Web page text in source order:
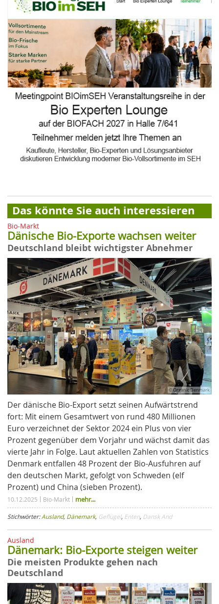
Das könnte Sie auch interessieren
Bio-Markt
Dänische Bio-Exporte wachsen weiter
Deutschland bleibt wichtigster Abnehmer
© Organic Denmark
Der dänische Bio-Export setzt seinen Aufwärtstrend
fort: Mit einem Gesamtwert von rund 480 Millionen
Euro verzeichnet der Sektor 2024 ein Plus von vier
Prozent gegenüber dem Vorjahr und wächst damit das
vierte Jahr in Folge. Laut aktuellen Zahlen von Statistics
Denmark entfallen 48 Prozent der Bio-Ausfuhren auf
den deutschen Markt, gefolgt von Schweden (elf
Prozent) und China (sieben Prozent).
10.12.2025 Bio-Markt mehr...
Stichwörter:Ausland, Dänemark, Geflügel, Enten, Dansk And
Ausland
Dänemark: Bio-Exporte steigen weiter
Die meisten Produkte gehen nach
Deutschland